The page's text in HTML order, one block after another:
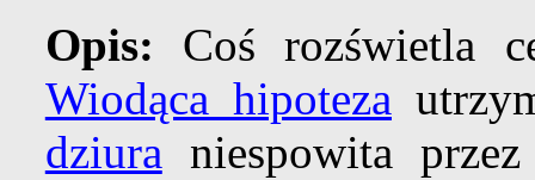
Opis: Coś rozświetla
Wiodąca hipoteza
dziura niespowita